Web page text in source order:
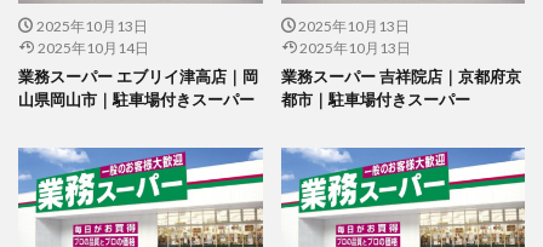
2025年10月13日
2025年10月14日
業務スーパー エブリイ津高店｜岡
山県岡山市｜駐車場付きスーパー
2025年10月13日
2025年10月13日
業務スーパー 吉祥院店｜京都府京
都市｜駐車場付きスーパー